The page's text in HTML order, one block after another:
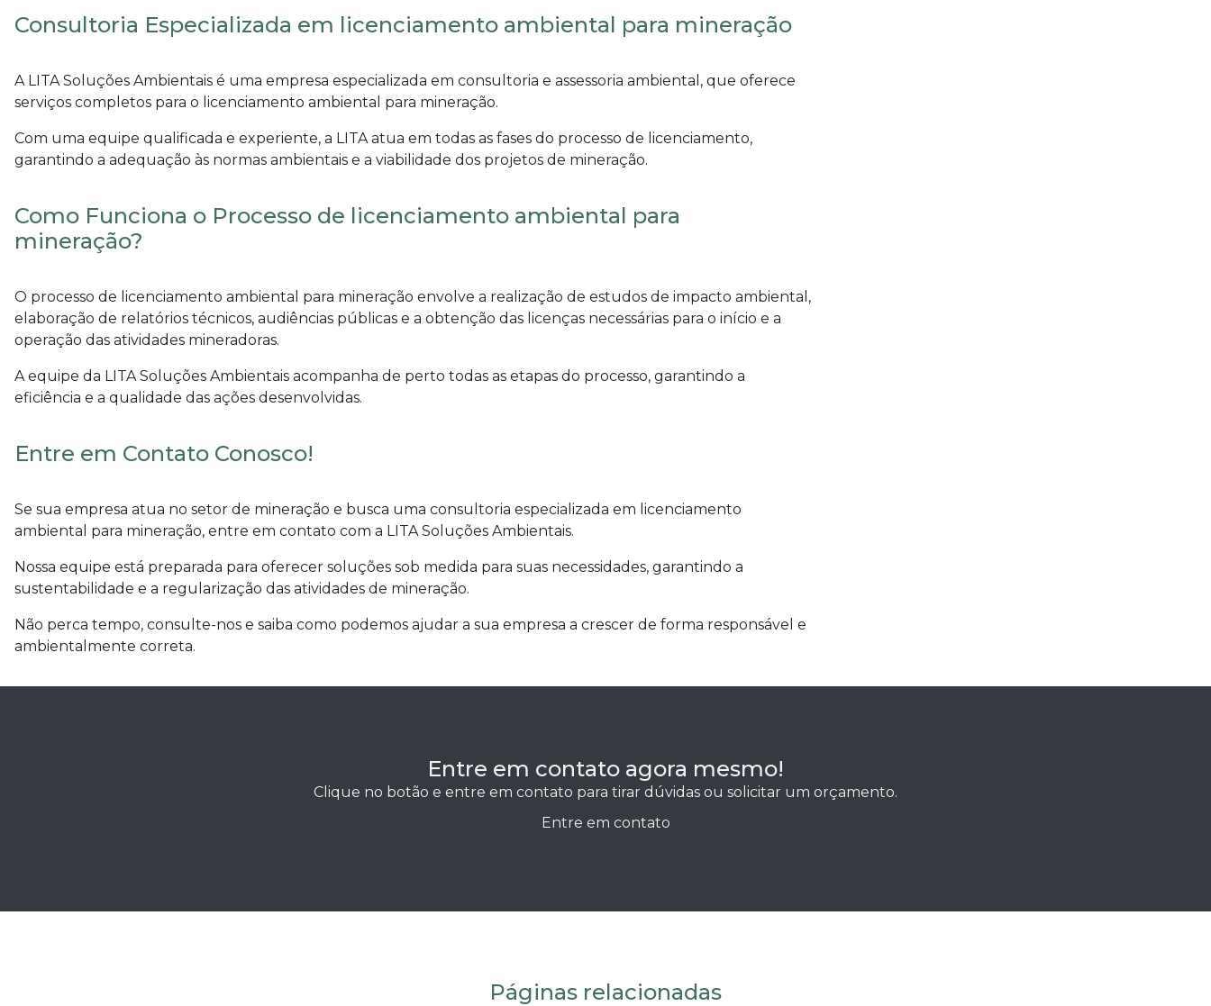
Consultoria Especializada em licenciamento ambiental para mineração
A LITA Soluções Ambientais é uma empresa especializada em consultoria e assessoria ambiental, que oferece
serviços completos para o licenciamento ambiental para mineração.
Com uma equipe qualificada e experiente, a LITA atua em todas as fases do processo de licenciamento,
garantindo a adequação às normas ambientais e a viabilidade dos projetos de mineração.
Como Funciona o Processo de licenciamento ambiental para
mineração?
O processo de licenciamento ambiental para mineração envolve a realização de estudos de impacto ambiental,
elaboração de relatórios técnicos, audiências públicas e a obtenção das licenças necessárias para o início e a
operação das atividades mineradoras.
A equipe da LITA Soluções Ambientais acompanha de perto todas as etapas do processo, garantindo a
eficiência e a qualidade das ações desenvolvidas.
Entre em Contato Conosco!
Se sua empresa atua no setor de mineração e busca uma consultoria especializada em licenciamento
ambiental para mineração, entre em contato com a LITA Soluções Ambientais.
Nossa equipe está preparada para oferecer soluções sob medida para suas necessidades, garantindo a
sustentabilidade e a regularização das atividades de mineração.
Não perca tempo, consulte-nos e saiba como podemos ajudar a sua empresa a crescer de forma responsável e
ambientalmente correta.
Entre em contato agora mesmo!
Clique no botão e entre em contato para tirar dúvidas ou solicitar um orçamento.
Entre em contato
Páginas relacionadas